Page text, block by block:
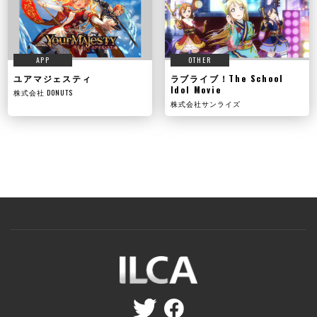
APP
ユアマジェスティ
株式会社 DONUTS
OTHER
ラブライブ！The School
Idol Movie
株式会社サンライズ